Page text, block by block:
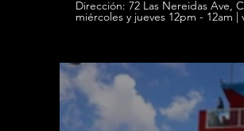
Dirección: 72 Las Nereidas Ave, Cataño, 00962 | Horario: